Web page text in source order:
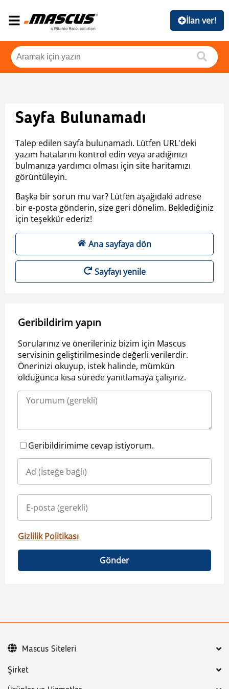
İlan ver!
Sayfa Bulunamadı
Talep edilen sayfa bulunamadı. Lütfen URL'deki
yazım hatalarını kontrol edin veya aradığınızı
bulmanıza yardımcı olması için site haritamızı
görüntüleyin.
Başka bir sorun mu var? Lütfen aşağıdaki adrese
bir e-posta gönderin, size geri dönelim. Beklediğiniz
için teşekkür ederiz!
Ana sayfaya dön
Sayfayı yenile
Geribildirim yapın
Sorularınız ve önerileriniz bizim için Mascus
servisinin geliştirilmesinde değerli verilerdir.
Önerinizi okuyup, istek halinde, mümkün
olduğunca kısa sürede yanıtlamaya çalışırız.
Geribildirimime cevap istiyorum.
Gizlilik Politikası
Gönder
Şirket
Mascus Siteleri